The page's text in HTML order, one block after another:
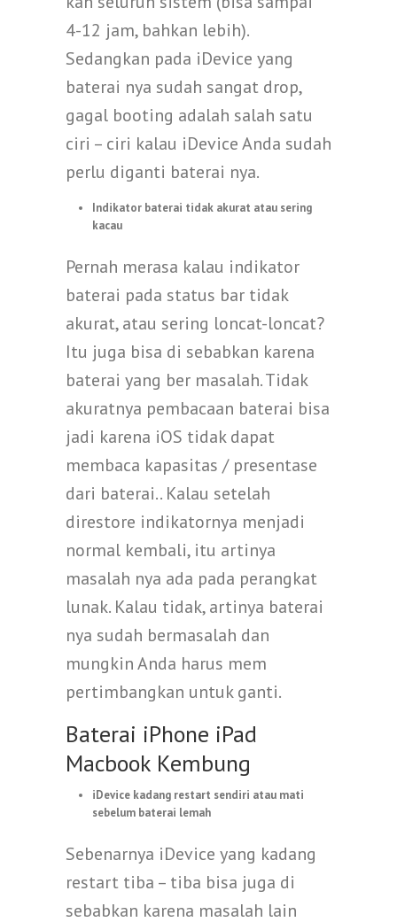
4-12 jam, bahkan lebih).
Sedangkan pada iDevice yang
baterai nya sudah sangat drop,
gagal booting adalah salah satu
ciri – ciri kalau iDevice Anda sudah
perlu diganti baterai nya.
Indikator baterai tidak akurat atau sering
kacau
Pernah merasa kalau indikator
baterai pada status bar tidak
akurat, atau sering loncat-loncat?
Itu juga bisa di sebabkan karena
baterai yang ber masalah. Tidak
akuratnya pembacaan baterai bisa
jadi karena iOS tidak dapat
membaca kapasitas / presentase
dari baterai.. Kalau setelah
direstore indikatornya menjadi
normal kembali, itu artinya
masalah nya ada pada perangkat
lunak. Kalau tidak, artinya baterai
nya sudah bermasalah dan
mungkin Anda harus mem
pertimbangkan untuk ganti.
Baterai iPhone iPad
Macbook Kembung
iDevice kadang restart sendiri atau mati
sebelum baterai lemah
Sebenarnya iDevice yang kadang
restart tiba – tiba bisa juga di
sebabkan karena masalah lain